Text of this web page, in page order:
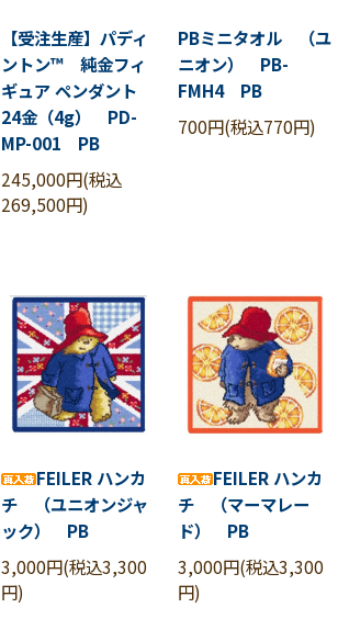
【受注生産】パディ
ントン™ 純金フィ
ギュア ペンダント
24金（4g） PD-
MP-001 PB
245,000円(税込
269,500円)
PBミニタオル （ユ
ニオン） PB-
FMH4 PB
700円(税込770円)
FEILER ハンカ
チ （ユニオンジャ
ック） PB
3,000円(税込3,300
円)
FEILER ハンカ
チ （マーマレー
ド） PB
3,000円(税込3,300
円)